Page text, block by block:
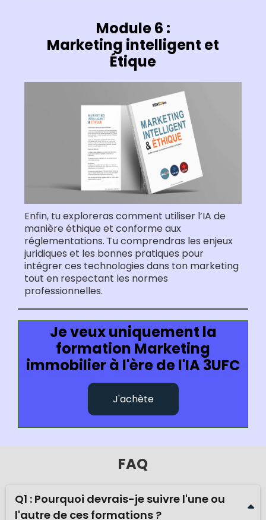
Module 6 :
Marketing intelligent et
Étique
Enfin, tu exploreras comment utiliser l’IA de
manière éthique et conforme aux
réglementations. Tu comprendras les enjeux
juridiques et les bonnes pratiques pour
intégrer ces technologies dans ton marketing
tout en respectant les normes
professionnelles.
Je veux uniquement la
formation Marketing
immobilier à l'ère de l'IA 3UFC
J'achète
FAQ
Q1 : Pourquoi devrais-je suivre l'une ou
l'autre de ces formations ?